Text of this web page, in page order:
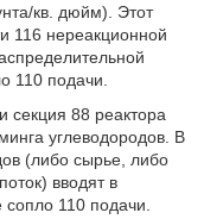
кв. дюйм). Этот
116 нереакционной
110 подачи.
секция 88 реактора
углеводородов. В
(либо сырье, либо
вводят в
110 подачи.